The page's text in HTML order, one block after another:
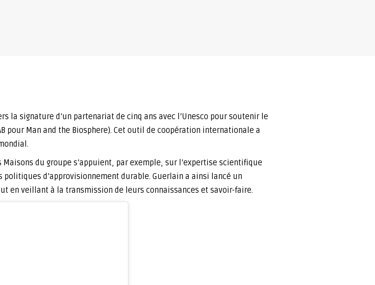
la signature d’un partenariat de cinq ans avec l’Unesco pour soutenir le
pour Man and the Biosphere). Cet outil de coopération internationale a
du groupe s’appuient, par exemple, sur l’expertise scientifique
d’approvisionnement durable. Guerlain a ainsi lancé un
en veillant à la transmission de leurs connaissances et savoir-faire.